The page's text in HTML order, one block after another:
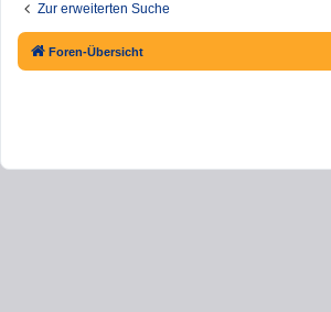
Zur erweiterten Suche
Foren-Übersicht